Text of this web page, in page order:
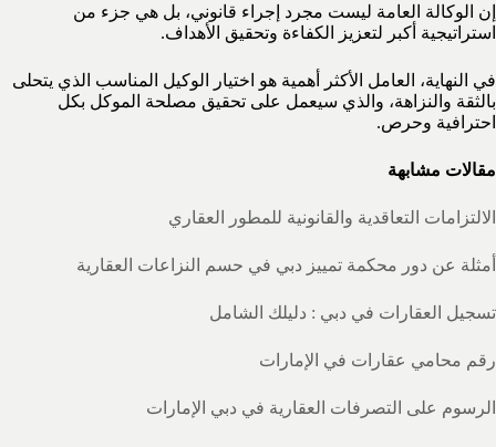
إن الوكالة العامة ليست مجرد إجراء قانوني، بل هي جزء من
استراتيجية أكبر لتعزيز الكفاءة وتحقيق الأهداف.
في النهاية، العامل الأكثر أهمية هو اختيار الوكيل المناسب الذي يتحلى
بالثقة والنزاهة، والذي سيعمل على تحقيق مصلحة الموكل بكل
احترافية وحرص.
مقالات مشابهة
الالتزامات التعاقدية والقانونية للمطور العقاري
أمثلة عن دور محكمة تمييز دبي في حسم النزاعات العقارية
تسجيل العقارات في دبي : دليلك الشامل
رقم محامي عقارات في الإمارات
الرسوم على التصرفات العقارية في دبي الإمارات